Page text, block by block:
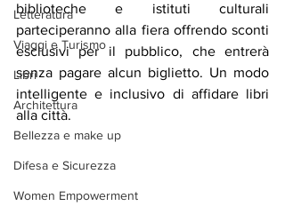
Letteratura
Viaggi e Turismo
Libri
Architettura
Bellezza e make up
Difesa e Sicurezza
Women Empowerment
biblioteche e istituti culturali
parteciperanno alla fiera offrendo sconti
esclusivi per il pubblico, che entrerà
senza pagare alcun biglietto. Un modo
intelligente e inclusivo di affidare libri
alla città.